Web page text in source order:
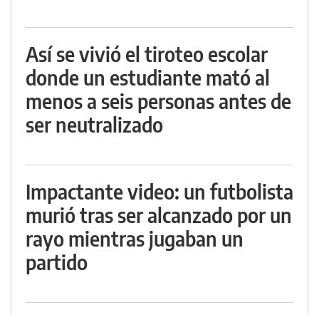
Así se vivió el tiroteo escolar
donde un estudiante mató al
menos a seis personas antes de
ser neutralizado
Impactante video: un futbolista
murió tras ser alcanzado por un
rayo mientras jugaban un
partido